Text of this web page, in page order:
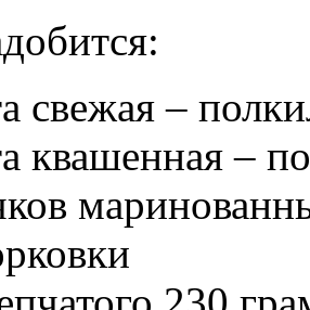
свежая –
квашенная –